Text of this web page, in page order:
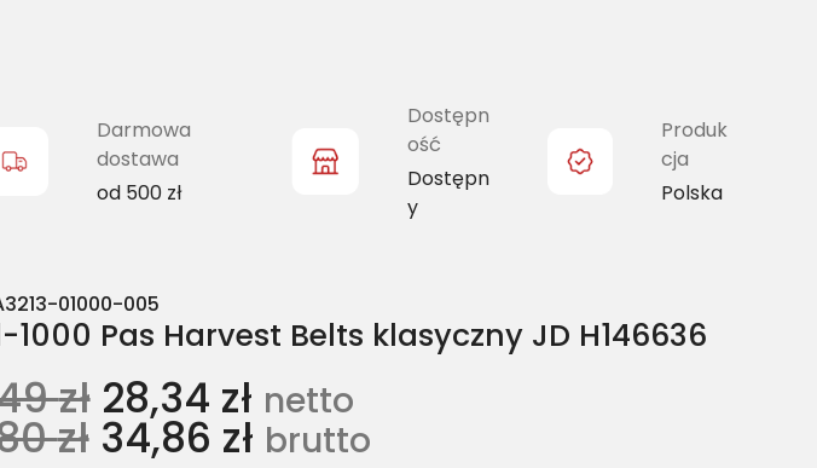
Darmowa
dostawa
od 500 zł
Dostępn
ość
Dostępn
y
Produk
cja
Polska
01000-005
1000 Pas Harvest Belts klasyczny JD H146636
zł 28,34 zł netto
zł 34,86 zł brutto